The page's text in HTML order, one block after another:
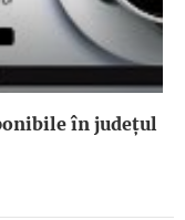
în județul